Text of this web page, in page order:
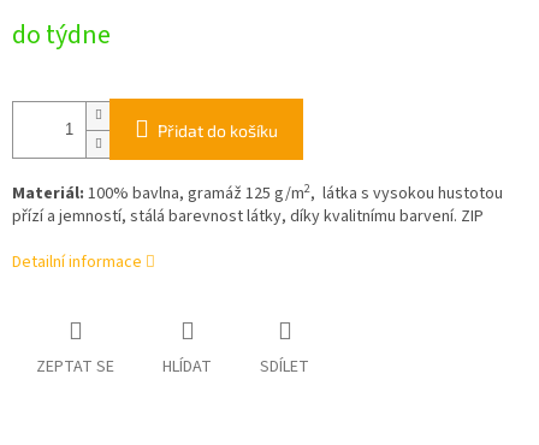
cena:
do týdne
Přidat do košíku
Materiál: 100% bavlna, gramáž 125 g/m2, látka s vysokou hustotou
přízí a jemností, stálá barevnost látky, díky kvalitnímu barvení. ZIP
Detailní informace
ZEPTAT SE HLÍDAT SDÍLET